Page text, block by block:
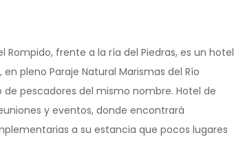
frente a la ría del Piedras, es un hotel
pleno Paraje Natural Marismas del Río
pescadores del mismo nombre. Hotel de
y eventos, donde encontrará
a su estancia que pocos lugares